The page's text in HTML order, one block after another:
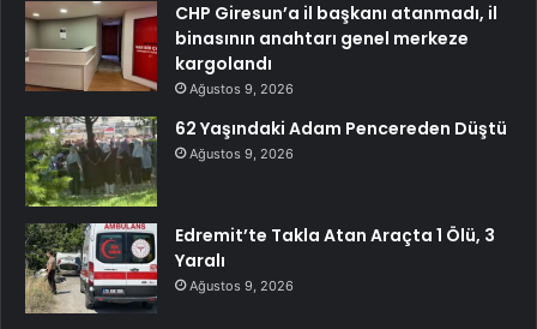
CHP Giresun’a il başkanı atanmadı, il
binasının anahtarı genel merkeze
kargolandı
Ağustos 9, 2026
62 Yaşındaki Adam Pencereden Düştü
Ağustos 9, 2026
Edremit’te Takla Atan Araçta 1 Ölü, 3
Yaralı
Ağustos 9, 2026